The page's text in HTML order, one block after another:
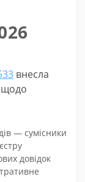
внесла
щодо
— сумісники
довідок